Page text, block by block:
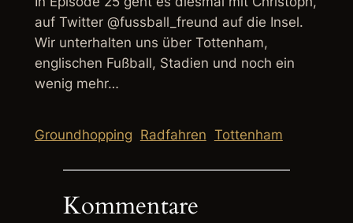
auf Twitter @fussball_freund auf die Insel.
Wir unterhalten uns über Tottenham,
englischen Fußball, Stadien und noch ein
wenig mehr…
Groundhopping Radfahren Tottenham
Kommentare